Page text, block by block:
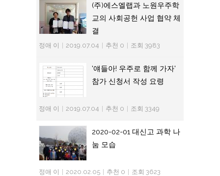
(주)에스엘랩과 노원우주학
교의 사회공헌 사업 협약 체
결
정애 이 2019.07.04 추천 0 조회 3983
'얘들아! 우주로 함께 가자'
참가 신청서 작성 요령
정애 이 2019.07.04 추천 0 조회 3349
2020-02-01 대신고 과학 나
눔 모습
정애 이 2020.02.05 추천 0 조회 3623